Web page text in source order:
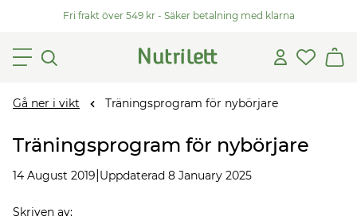
Fri frakt över 549 kr - Säker betalning med klarna
Gå ner i vikt Träningsprogram för nybörjare
Träningsprogram för nybörjare
14 August 2019 Uppdaterad 8 January 2025
Skriven av: